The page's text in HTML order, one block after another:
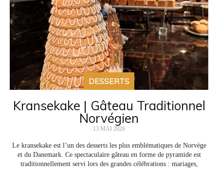
DESSERTS
Kransekake | Gâteau Traditionnel
Norvégien
13 MAI 2026
Le kransekake est l’un des desserts les plus emblématiques de Norvège
et du Danemark. Ce spectaculaire gâteau en forme de pyramide est
traditionnellement servi lors des grandes célébrations : mariages,